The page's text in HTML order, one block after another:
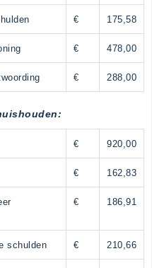
€ 175,58
€ 478,00
€ 288,00
€ 920,00
€ 162,83
€ 186,91
schulden € 210,66